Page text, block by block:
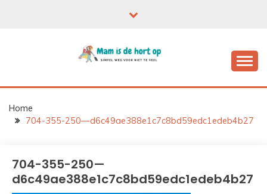
Home
704-355-250—d6c49ae388e1c7c8bd59edc1edeb4b27
704-355-250—
d6c49ae388e1c7c8bd59edc1edeb4b27